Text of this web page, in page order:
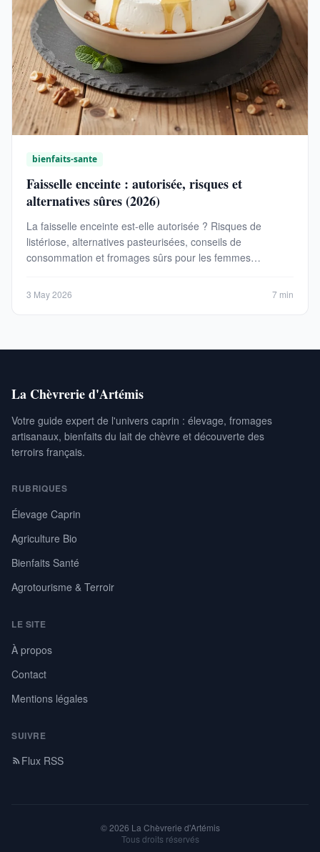
bienfaits-sante
Faisselle enceinte : autorisée, risques et
alternatives sûres (2026)
La faisselle enceinte est-elle autorisée ? Risques de
listériose, alternatives pasteurisées, conseils de
consommation et fromages sûrs pour les femmes
3 May 2026 7 min
La Chèvrerie d'Artémis
Votre guide expert de l'univers caprin : élevage, fromages
artisanaux, bienfaits du lait de chèvre et découverte des
terroirs français.
RUBRIQUES
Élevage Caprin
Agriculture Bio
Bienfaits Santé
Agrotourisme & Terroir
LE SITE
À propos
Contact
Mentions légales
SUIVRE
Flux RSS
© 2026 La Chèvrerie d'Artémis
Tous droits réservés